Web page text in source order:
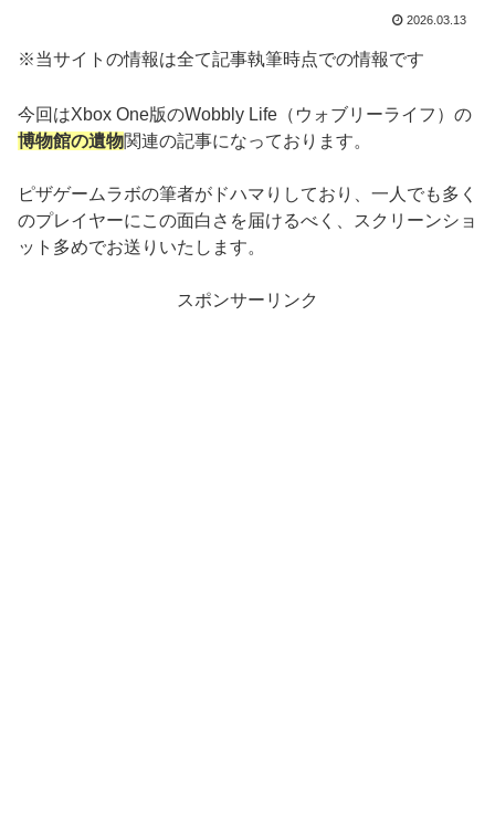
2026.03.13
※当サイトの情報は全て記事執筆時点での情報です
今回はXbox One版のWobbly Life（ウォブリーライフ）の
博物館の遺物関連の記事になっております。
ピザゲームラボの筆者がドハマりしており、一人でも多く
のプレイヤーにこの面白さを届けるべく、スクリーンショ
ット多めでお送りいたします。
スポンサーリンク